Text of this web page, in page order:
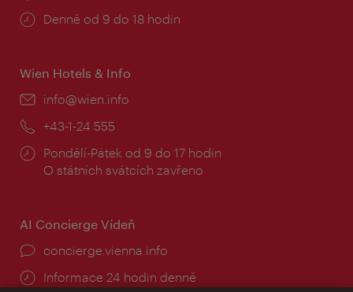
Provozní
Denně od 9 do 18 hodin
Wien Hotels & Info
E-
info@wien.info
Telefon:
+43-1-24 555
Provozní
doba:
Pondělí-Pátek od 9 do 17 hodin
O státních svátcích zavřeno
AI Concierge Vídeň
concierge.vienna.info
Informace 24 hodin denně